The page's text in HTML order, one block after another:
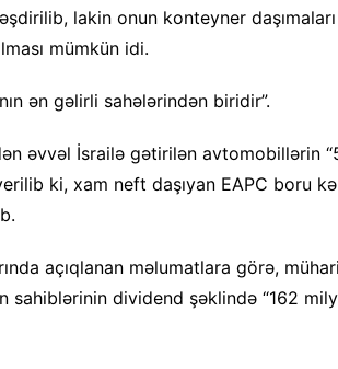
lakin onun konteyner
mümkün idi.
ən gəlirli sahələrindən biridir”.
əvvəl İsrailə gətirilən avtomobillərin
ki, xam neft daşıyan EAPC boru
açıqlanan məlumatlara görə,
dividend şəklində “162